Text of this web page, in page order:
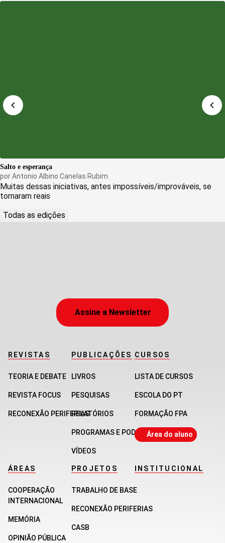
Salto e esperança
porAntonio Albino Canelas Rubim
Muitas dessas iniciativas, antes impossíveis/improváveis, se
tornaram reais
Todas as edições
Assine a Newsletter
REVISTAS
TEORIA E DEBATE
REVISTA FOCUS
RECONEXÃO PERIFERIAS
PUBLICAÇÕES
LIVROS
PESQUISAS
RELATÓRIOS
PROGRAMAS E PODCASTS
VÍDEOS
CURSOS
LISTA DE CURSOS
ESCOLA DO PT
FORMAÇÃO FPA
Área do aluno
ÁREAS
COOPERAÇÃO
INTERNACIONAL
MEMÓRIA
OPINIÃO PÚBLICA
PROJETOS
TRABALHO DE BASE
RECONEXÃO PERIFERIAS
CASB
INSTITUCIONAL